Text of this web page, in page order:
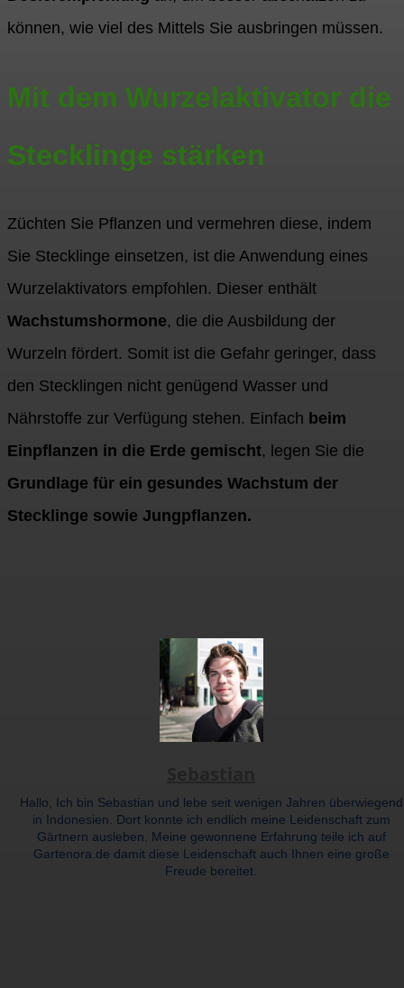
können, wie viel des Mittels Sie ausbringen müssen.
Mit dem Wurzelaktivator die
Stecklinge stärken
Züchten Sie Pflanzen und vermehren diese, indem
Sie Stecklinge einsetzen, ist die Anwendung eines
Wurzelaktivators empfohlen. Dieser enthält
Wachstumshormone, die die Ausbildung der
Wurzeln fördert. Somit ist die Gefahr geringer, dass
den Stecklingen nicht genügend Wasser und
Nährstoffe zur Verfügung stehen. Einfach beim
Einpflanzen in die Erde gemischt, legen Sie die
Grundlage für ein gesundes Wachstum der
Stecklinge sowie Jungpflanzen.
Hallo, Ich bin Sebastian und lebe seit wenigen Jahren überwiegend
in Indonesien. Dort konnte ich endlich meine Leidenschaft zum
Gärtnern ausleben. Meine gewonnene Erfahrung teile ich auf
Gartenora.de damit diese Leidenschaft auch Ihnen eine große
Freude bereitet.